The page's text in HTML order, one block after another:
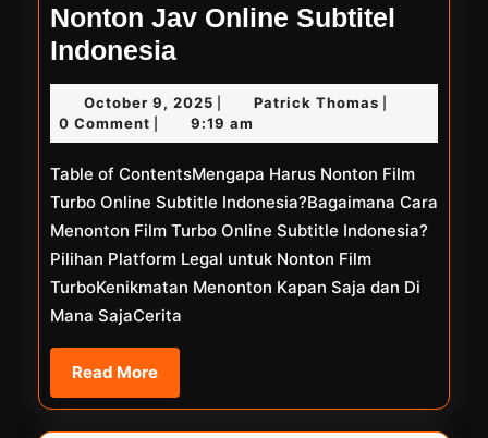
Nonton Jav Online Subtitel
IndonesiaNonton
Jav
Online
Subtitel
Indonesia
October 9, 2025 October
9,
2025
Patrick ThomasPatrick
0 Comment 9:19 am
Table of ContentsMengapa Harus Nonton Film
Turbo Online Subtitle Indonesia?Bagaimana Cara
Menonton Film Turbo Online Subtitle Indonesia?
Pilihan Platform Legal untuk Nonton Film
TurboKenikmatan Menonton Kapan Saja dan Di
Mana SajaCerita
Read MoreRead
More